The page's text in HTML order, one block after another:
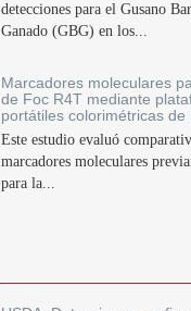
detecciones para el Gusano
Ganado (GBG) en los...
Marcadores moleculares
de Foc R4T mediante
portátiles colorimétricas de
Este estudio evaluó
marcadores moleculares
para la...